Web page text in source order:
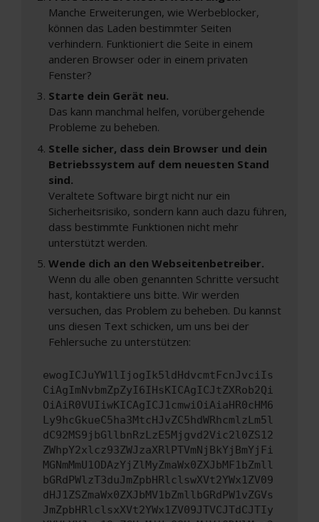
Manche Erweiterungen, wie Werbeblocker,
können das Laden bestimmter Seiten
verhindern. Funktioniert die Seite in einem
anderen Browser oder in einem privaten
Fenster?
Starte dein Gerät neu.
Das kann manchmal helfen, vorübergehende
Probleme zu beheben.
Stelle sicher, dass dein Browser und dein
Betriebssystem auf dem neuesten Stand
sind.
Veraltete Software birgt nicht nur ein
Sicherheitsrisiko, sondern kann auch dazu führen,
dass bestimmte Funktionen nicht mehr
unterstützt werden.
Wende dich an den Webseitenbetreiber.
Wenn du alle oben genannten Schritte versucht
hast, kontaktiere uns bitte. Wir werden
versuchen, das Problem zu beheben. Du kannst
uns diesen Text schicken, um uns bei der
Fehlersuche zu unterstützen:
ewogICJuYW1lIjogIk5ldHdvcmtFcnJvciIs
CiAgImNvbmZpZyI6IHsKICAgICJtZXRob2Qi
OiAiR0VUIiwKICAgICJ1cmwiOiAiaHR0cHM6
Ly9hcGkueC5ha3MtcHJvZC5hdWRhcmlzLm5l
dC92MS9jbGllbnRzLzE5Mjgvd2Vic2l0ZS12
ZWhpY2xlcz93ZWJzaXRlPTVmNjBkYjBmYjFi
MGNmMmU1ODAzYjZlMyZmaWx0ZXJbMF1bZmll
bGRdPWlzT3duJmZpbHRlclswXVt2YWx1ZV09
dHJ1ZSZmaWx0ZXJbMV1bZmllbGRdPW1vZGVs
JmZpbHRlclsxXVt2YWx1ZV09JTVCJTdCJTIy